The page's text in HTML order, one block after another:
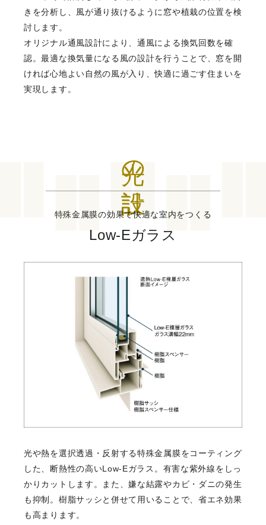
きを分析し、風が通り抜けるように窓や植栽の位置を検
討します。
オリジナル通風設計により、通風による換気回数を確
認。最適な換気量になる風の設計を行うことで、窓を開
ければ心地よい自然の風が入り、快適に過ごす住まいを
実現します。
光の設計
特殊金属膜の効果で快適な室内をつくる
Low-Eガラス
光や熱を選択透過・反射する特殊金属膜をコーティング
した、断熱性の高いLow-Eガラス。有害な紫外線をしっ
かりカットします。また、嫌な結露やカビ・ダニの発生
も抑制。樹脂サッシと併せて用いることで、省エネ効果
も高まります。